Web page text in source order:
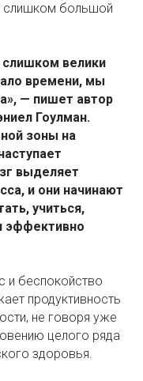
слишком большой
слишком велики
времени, мы
— пишет автор
Гоулман.
зоны на
выделяет
и они начинают
учиться,
эффективно
и беспокойство
продуктивность
не говоря уже
целого ряда
здоровья.